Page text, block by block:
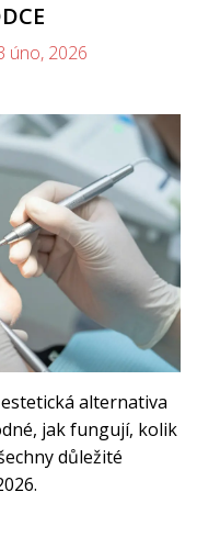
úno, 2026
alternativa
jak fungují, kolik
důležité